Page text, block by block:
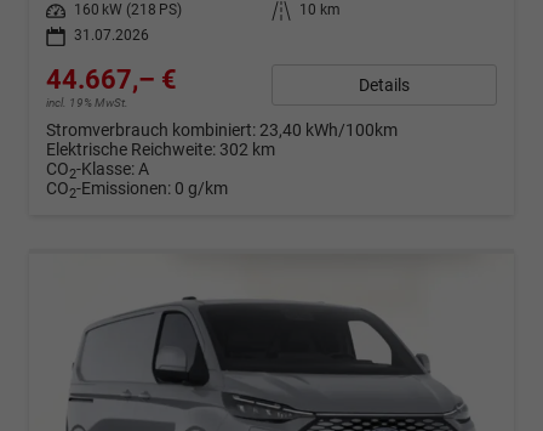
Leistung
160 kW (218 PS) Kilometerstand
10 km
31.07.2026
44.667,– €
incl. 19% MwSt.
Details
Stromverbrauch kombiniert: 23,40 kWh/100km
Elektrische Reichweite: 302 km
CO2-Klasse:A
CO2-Emissionen: 0 g/km